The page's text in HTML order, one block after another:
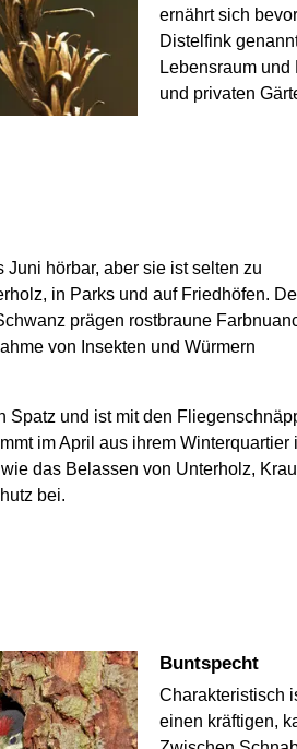
ernährt sich
Distelfink
Lebensraum
und privaten
Juni hörbar, aber sie ist selten zu
in Parks und auf Friedhöfen.
prägen rostbraune
von Insekten und Würmern
Spatz und ist mit den
im April aus ihrem Winterquartier
das Belassen von Unterholz,
bei.
Buntspecht
Charakteristisch
einen kräftigen,